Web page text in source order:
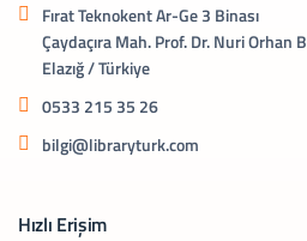
Fırat Teknokent Ar-Ge 3 Binası
Çaydaçıra Mah. Prof. Dr. Nuri Orhan
Elazığ / Türkiye
0533 215 35 26
bilgi@libraryturk.com
Hızlı Erişim